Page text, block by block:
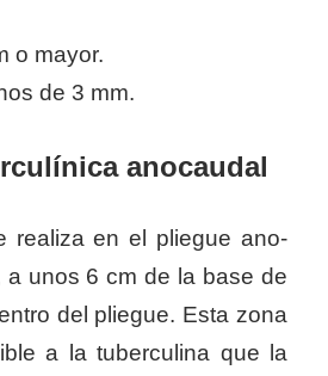
o mayor.
de 3 mm.
anocaudal
realiza en el pliegue ano-
a unos 6 cm de la base de
del pliegue. Esta zona
a la tuberculina que la